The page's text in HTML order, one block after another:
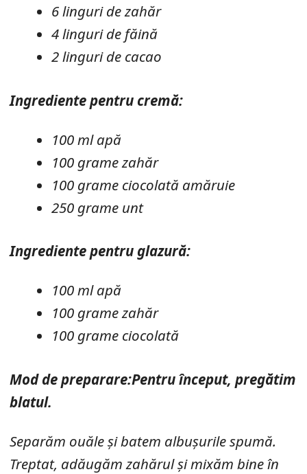
6 linguri de zahăr
4 linguri de făină
2 linguri de cacao
Ingrediente pentru cremă:
100 ml apă
100 grame zahăr
100 grame ciocolată amăruie
250 grame unt
Ingrediente pentru glazură:
100 ml apă
100 grame zahăr
100 grame ciocolată
Mod de preparare:Pentru început, pregătim
blatul.
Separăm ouăle și batem albușurile spumă.
Treptat, adăugăm zahărul și mixăm bine în